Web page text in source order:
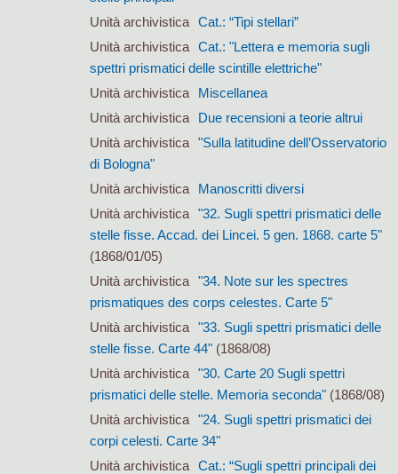
Unità archivistica Cat.: “Tipi stellari”
Unità archivistica Cat.: "Lettera e memoria sugli
spettri prismatici delle scintille elettriche"
Unità archivistica
Miscellanea
Unità archivistica
Due recensioni a teorie altrui
Unità archivistica "Sulla latitudine dell’Osservatorio
di Bologna"
Unità archivistica
Manoscritti diversi
Unità archivistica "32. Sugli spettri prismatici delle
stelle fisse. Accad. dei Lincei. 5 gen. 1868. carte 5"
(1868/01/05)
Unità archivistica "34. Note sur les spectres
prismatiques des corps celestes. Carte 5"
Unità archivistica "33. Sugli spettri prismatici delle
stelle fisse. Carte 44"(1868/08)
Unità archivistica "30. Carte 20 Sugli spettri
prismatici delle stelle. Memoria seconda"(1868/08)
Unità archivistica "24. Sugli spettri prismatici dei
corpi celesti. Carte 34"
Unità archivistica Cat.: “Sugli spettri principali dei